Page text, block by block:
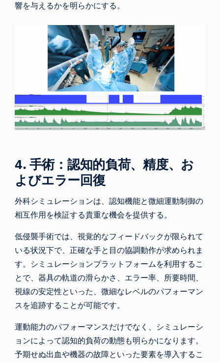
響を与えるかを明らかにする。
4. 手術：認知的負荷、精度、お
よびエラー回復
外科シミュレーションは、認知機能と微細運動制御の
相互作用を検証する貴重な機会を提供する。
低侵襲手術では、視覚的なフィードバックが限られて
いる状況下で、正確な手と目の協調動作が求められま
す。シミュレーションプラットフォームを利用するこ
とで、器具の軌道の滑らかさ、エラー率、所要時間、
視線の安定性といった、微細なレベルのパフォーマン
スを追跡することが可能です。
運動能力のパフォーマンスだけでなく、シミュレーシ
ョンによって認知的負荷の動態も明らかになります。
予期せぬ出血や機器の故障といった要素を導入するこ